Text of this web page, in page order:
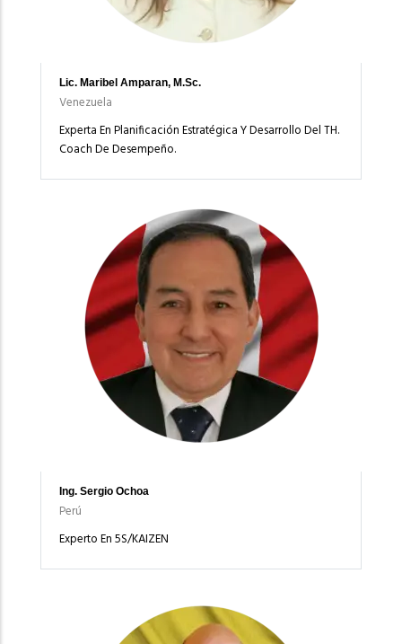
Lic. Maribel Amparan, M.Sc.
Venezuela
Experta En Planificación Estratégica Y Desarrollo Del TH.
Coach De Desempeño.
Ing. Sergio Ochoa
Perú
Experto En 5S/KAIZEN